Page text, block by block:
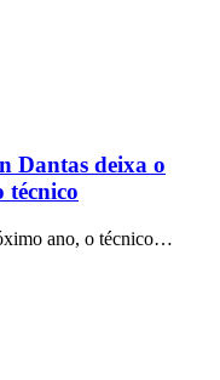
Dantas deixa o
técnico
ano, o técnico…